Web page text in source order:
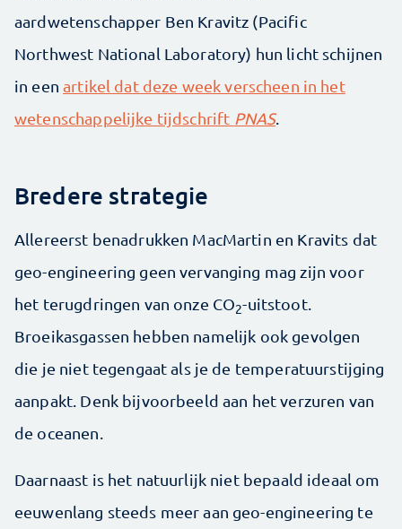
aardwetenschapper Ben Kravitz (Pacific
Northwest National Laboratory) hun licht schijnen
in eenartikel dat deze week verscheen in het
wetenschappelijke tijdschrift PNAS.
Bredere strategie
Allereerst benadrukken MacMartin en Kravits dat
geo-engineering geen vervanging mag zijn voor
het terugdringen van onze CO2-uitstoot.
Broeikasgassen hebben namelijk ook gevolgen
die je niet tegengaat als je de temperatuurstijging
aanpakt. Denk bijvoorbeeld aan het verzuren van
de oceanen.
Daarnaast is het natuurlijk niet bepaald ideaal om
eeuwenlang steeds meer aan geo-engineering te